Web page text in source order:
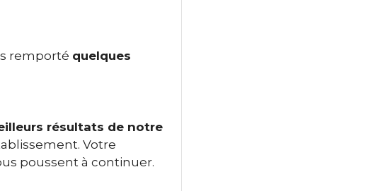
remporté quelques
résultats de notre
Votre
poussent à continuer.